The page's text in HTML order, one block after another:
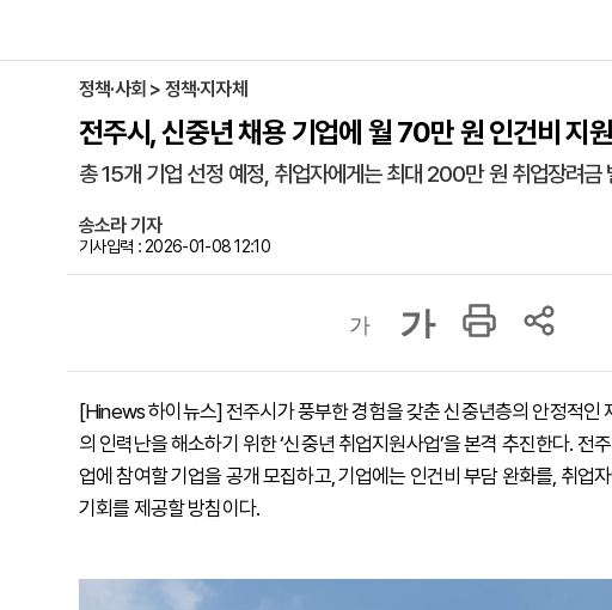
정책·사회 > 정책·지자체
전주시, 신중년 채용 기업에 월 70만 원 인건비 지
총 15개 기업 선정 예정, 취업자에게는 최대 200만 원 취업장려금
송소라 기자
기사입력 : 2026-01-08 12:10
가 가
[Hinews 하이뉴스] 전주시가 풍부한 경험을 갖춘 신중년층의 안정적인
의 인력난을 해소하기 위한 ‘신중년 취업지원사업’을 본격 추진한다. 전
업에 참여할 기업을 공개 모집하고, 기업에는 인건비 부담 완화를, 취업
기회를 제공할 방침이다.